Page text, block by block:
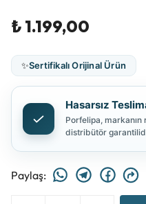
₺ 1.199,00
✨Sertifikalı Orijinal Ürün
Hasarsız
Porfelipa,
distribütör
Paylaş: